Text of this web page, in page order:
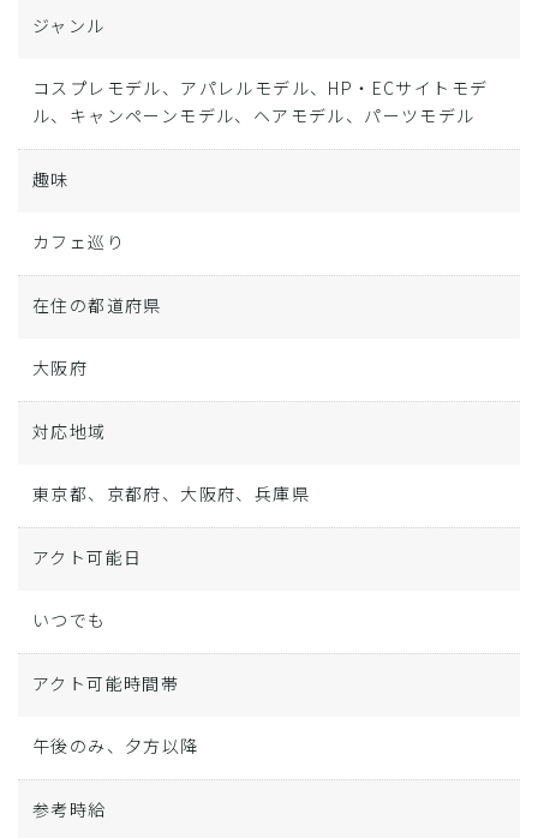
ジャンル
コスプレモデル、アパレルモデル、HP・ECサイトモデ
ル、キャンペーンモデル、ヘアモデル、パーツモデル
趣味
カフェ巡り
在住の都道府県
大阪府
対応地域
東京都、京都府、大阪府、兵庫県
アクト可能日
いつでも
アクト可能時間帯
午後のみ、夕方以降
参考時給